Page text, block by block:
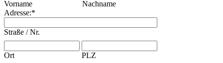
Vorname
Nachname
Adresse:*
Straße / Nr.
Ort PLZ